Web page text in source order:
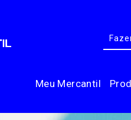
Meu Mercantil